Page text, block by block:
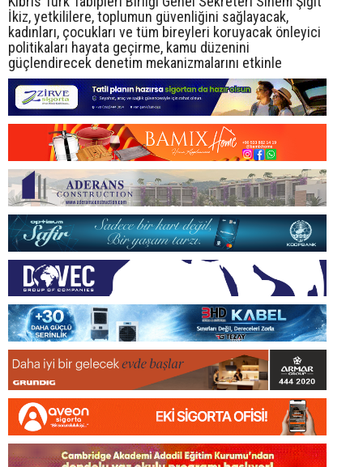
İkiz, yetkililere, toplumun güvenliğini sağlayacak,
kadınları, çocukları ve tüm bireyleri koruyacak önleyici
politikaları hayata geçirme, kamu düzenini
güçlendirecek denetim mekanizmalarını etkinle